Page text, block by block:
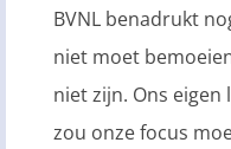
BVNL benadrukt
niet moet
niet zijn. Ons
zou onze focus